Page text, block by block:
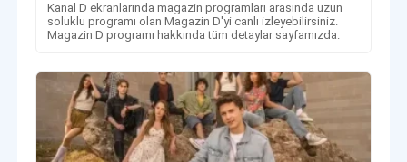
Kanal D ekranlarında magazin programları arasında uzun
soluklu programı olan Magazin D'yi canlı izleyebilirsiniz.
Magazin D programı hakkında tüm detaylar sayfamızda.